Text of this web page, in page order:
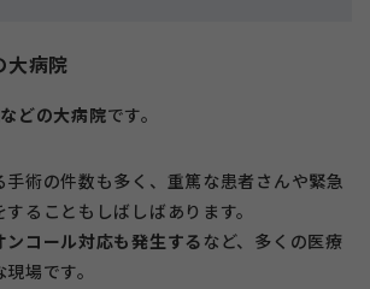
大病院
どの大病院です。
術の件数も多く、重篤な患者さんや緊急
ることもしばしばあります。
コール対応も発生する など、多くの医療
場です。